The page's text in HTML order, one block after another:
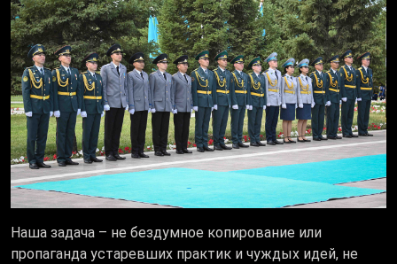
Наша задача – не бездумное копирование или
пропаганда устаревших практик и чуждых идей, не